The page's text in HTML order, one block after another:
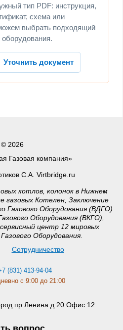
тип PDF: инструкция,
схема или
выбрать подходящий
Уточнить документ
© 2026
Газовая компания»
С.А. Virtbridge.ru
котлов, колонок в Нижнем
газовых Котелен, Заключение
Газового Оборудования (ВДГО)
Оборудования (ВКГО),
центр 12 мировых
Оборудования.
Сотрудничество
(831) 413-94-04
с 9:00 до 21:00
пр.Ленина д.20 Офис 12